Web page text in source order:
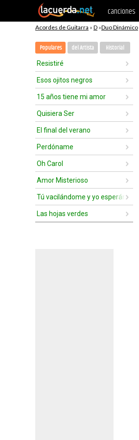
canciones
Acordes de Guitarra » D »Duo Dinámico
Populares del Artista Historial
Resistiré
Esos ojitos negros
15 años tiene mi amor
Quisiera Ser
El final del verano
Perdóname
Oh Carol
Amor Misterioso
Tú vacilándome y yo esperándote
Las hojas verdes